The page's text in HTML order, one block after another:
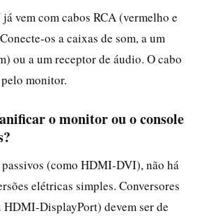
vem com cabos RCA (vermelho e
os a caixas de som, a um
ou a um receptor de áudio. O cabo
monitor.
o monitor ou o console
passivos (como HDMI-DVI), não há
elétricas simples. Conversores
DisplayPort) devem ser de